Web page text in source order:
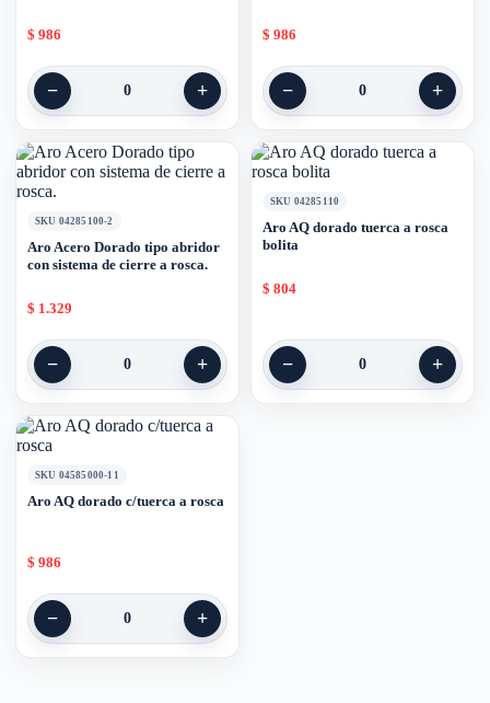
$ 986
− 0 +
$ 986
− 0 +
SKU 04285100-2
Aro Acero Dorado tipo abridor
con sistema de cierre a rosca.
$ 1.329
− 0 +
SKU 04285110
Aro AQ dorado tuerca a rosca
bolita
$ 804
− 0 +
SKU 04585000-11
Aro AQ dorado c/tuerca a rosca
$ 986
− 0 +